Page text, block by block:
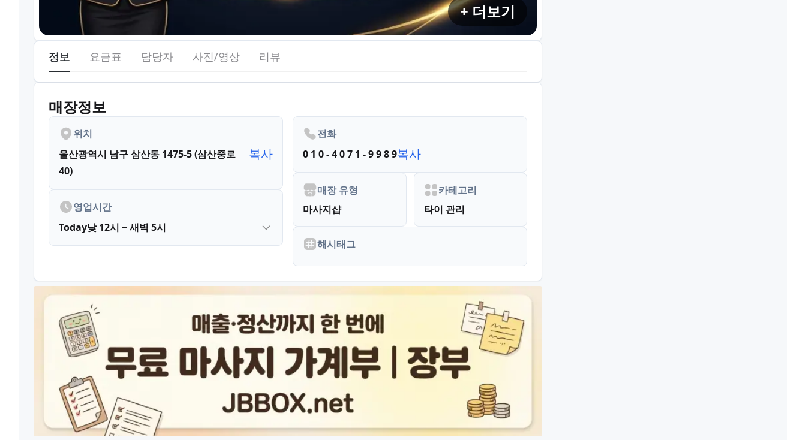
+ 더보기
정보 요금표 담당자 사진/영상 리뷰
매장정보
위치
울산광역시 남구 삼산동 1475-5 (삼산중로
40)
복사
영업시간
Today낮 12시 ~ 새벽 5시
전화
0 1 0 - 4 0 7 1 - 9 9 8 9복사
매장 유형
마사지샵
카테고리
타이 관리
해시태그